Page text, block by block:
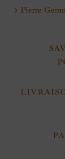
Pierre